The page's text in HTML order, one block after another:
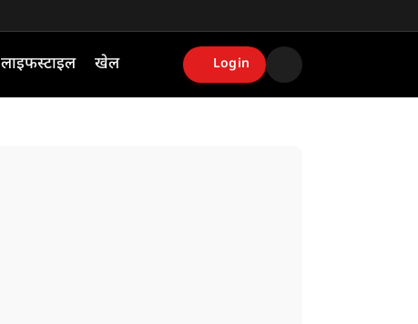
लाइफस्टाइल खेल Login